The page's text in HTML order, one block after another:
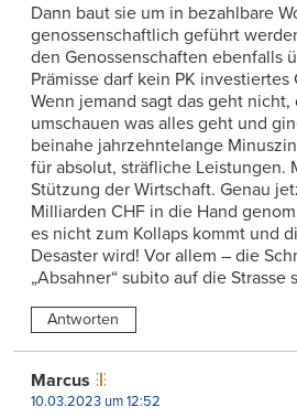
Dann baut sie um in bezahlbare
genossenschaftlich geführt
den Genossenschaften ebenfalls
Prämisse darf kein PK
Wenn jemand sagt das geht
umschauen was alles geht und
beinahe jahrzehntelange
für absolut, sträfliche Leistungen.
Stützung der Wirtschaft. Genau
Milliarden CHF in die Hand
es nicht zum Kollaps kommt und
Desaster wird! Vor allem – die
„Absahner“ subito auf die Strasse
Antworten
Marcus
10.03.2023 um 12:52